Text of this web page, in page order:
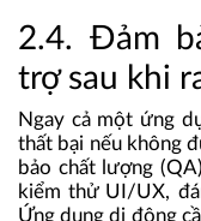
2.4. Đảm
trợ sau khi
Ngay cả một ứng
thất bại nếu không
bảo chất lượng
kiểm thử UI/UX,
Ứng dụng di động